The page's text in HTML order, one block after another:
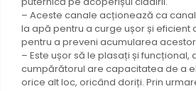
– Aceste canale acționează ca
la apă pentru a curge ușor și eficient
pentru a preveni acumularea
– Este ușor să le plasați și funcțional,
cumpărătorul are capacitatea de a
orice alt loc, oricând doriți. Prin